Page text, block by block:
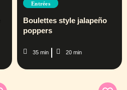
Entrées
Boulettes style jalapeño
poppers
35 min 20 min